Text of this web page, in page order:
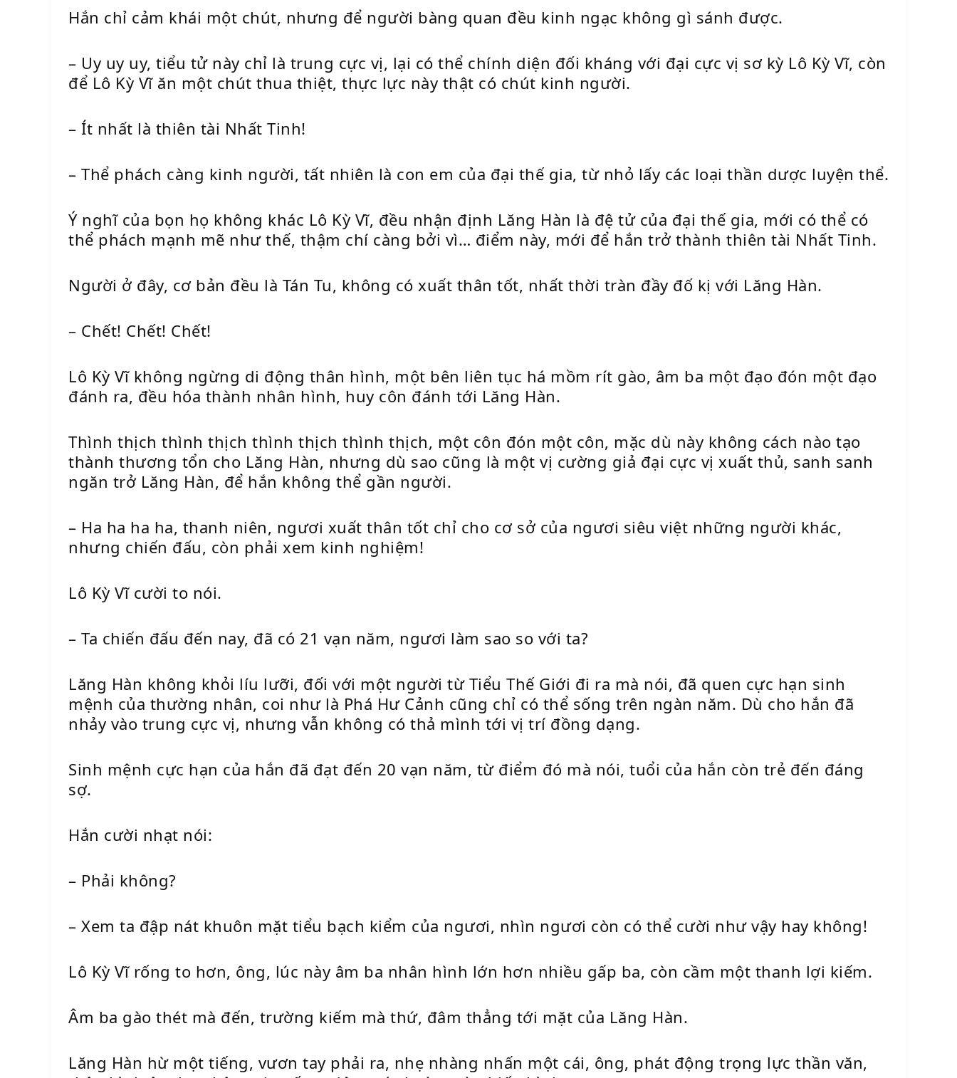
Hắn chỉ cảm khái một chút, nhưng để người bàng quan đều kinh ngạc không gì sánh được.
– Uy uy uy, tiểu tử này chỉ là trung cực vị, lại có thể chính diện đối kháng với đại cực vị sơ kỳ Lô Kỳ Vĩ, còn
để Lô Kỳ Vĩ ăn một chút thua thiệt, thực lực này thật có chút kinh người.
– Ít nhất là thiên tài Nhất Tinh!
– Thể phách càng kinh người, tất nhiên là con em của đại thế gia, từ nhỏ lấy các loại thần dược luyện thể.
Ý nghĩ của bọn họ không khác Lô Kỳ Vĩ, đều nhận định Lăng Hàn là đệ tử của đại thế gia, mới có thể có
thể phách mạnh mẽ như thế, thậm chí càng bởi vì… điểm này, mới để hắn trở thành thiên tài Nhất Tinh.
Người ở đây, cơ bản đều là Tán Tu, không có xuất thân tốt, nhất thời tràn đầy đố kị với Lăng Hàn.
– Chết! Chết! Chết!
Lô Kỳ Vĩ không ngừng di động thân hình, một bên liên tục há mồm rít gào, âm ba một đạo đón một đạo
đánh ra, đều hóa thành nhân hình, huy côn đánh tới Lăng Hàn.
Thình thịch thình thịch thình thịch thình thịch, một côn đón một côn, mặc dù này không cách nào tạo
thành thương tổn cho Lăng Hàn, nhưng dù sao cũng là một vị cường giả đại cực vị xuất thủ, sanh sanh
ngăn trở Lăng Hàn, để hắn không thể gần người.
– Ha ha ha ha, thanh niên, ngươi xuất thân tốt chỉ cho cơ sở của ngươi siêu việt những người khác,
nhưng chiến đấu, còn phải xem kinh nghiệm!
Lô Kỳ Vĩ cười to nói.
– Ta chiến đấu đến nay, đã có 21 vạn năm, ngươi làm sao so với ta?
Lăng Hàn không khỏi líu lưỡi, đối với một người từ Tiểu Thế Giới đi ra mà nói, đã quen cực hạn sinh
mệnh của thường nhân, coi như là Phá Hư Cảnh cũng chỉ có thể sống trên ngàn năm. Dù cho hắn đã
nhảy vào trung cực vị, nhưng vẫn không có thả mình tới vị trí đồng dạng.
Sinh mệnh cực hạn của hắn đã đạt đến 20 vạn năm, từ điểm đó mà nói, tuổi của hắn còn trẻ đến đáng
sợ.
Hắn cười nhạt nói:
– Phải không?
– Xem ta đập nát khuôn mặt tiểu bạch kiểm của ngươi, nhìn ngươi còn có thể cười như vậy hay không!
Lô Kỳ Vĩ rống to hơn, ông, lúc này âm ba nhân hình lớn hơn nhiều gấp ba, còn cầm một thanh lợi kiếm.
Âm ba gào thét mà đến, trường kiếm mà thứ, đâm thẳng tới mặt của Lăng Hàn.
Lăng Hàn hừ một tiếng, vươn tay phải ra, nhẹ nhàng nhấn một cái, ông, phát động trọng lực thần văn,